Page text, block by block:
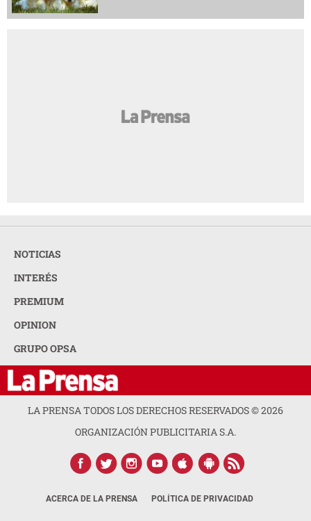
NOTICIAS
INTERÉS
PREMIUM
OPINION
GRUPO OPSA
LA PRENSA TODOS LOS DERECHOS RESERVADOS ©2026
ORGANIZACIÓN PUBLICITARIA S.A.
ACERCA DE LA PRENSA POLÍTICA DE PRIVACIDAD